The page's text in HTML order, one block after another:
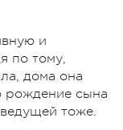
и
по тому,
дома она
рождение сына
тоже.